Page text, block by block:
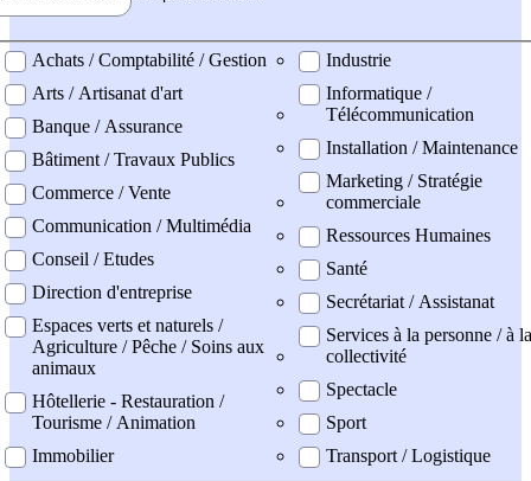
professionel
Achats / Comptabilité / Gestion
Arts / Artisanat d'art
Banque / Assurance
Bâtiment / Travaux Publics
Commerce / Vente
Communication / Multimédia
Conseil / Etudes
Direction d'entreprise
Espaces verts et naturels /
Agriculture / Pêche / Soins aux
animaux
Hôtellerie - Restauration /
Tourisme / Animation
Immobilier
Industrie
Informatique /
Télécommunication
Installation / Maintenance
Marketing / Stratégie
commerciale
Ressources Humaines
Santé
Secrétariat / Assistanat
Services à la personne / à la
collectivité
Spectacle
Sport
Transport / Logistique